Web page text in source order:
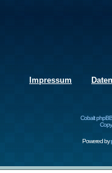
Impressum
Cobalt
Powered by